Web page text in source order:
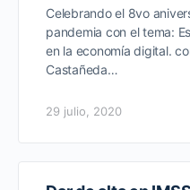
Celebrando el 8vo
pandemia con el tema:
en la economía digital.
Castañeda…
29 julio, 2020